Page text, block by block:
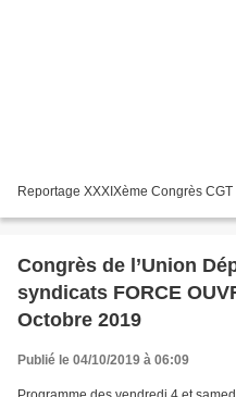
Reportage XXXIXème Congrès
Congrès de l’Union
syndicats FORCE
Octobre 2019
Publié le 04/10/2019 à 06:09